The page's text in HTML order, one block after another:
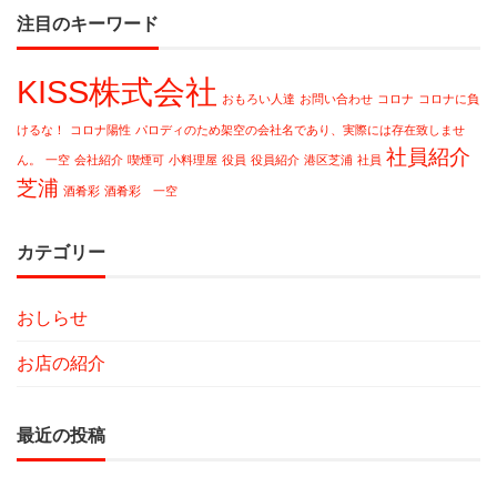
注目のキーワード
KISS株式会社 おもろい人達 お問い合わせ コロナ コロナに負
けるな！ コロナ陽性 パロディのため架空の会社名であり、実際には存在致しませ
ん。 一空 会社紹介 喫煙可 小料理屋 役員 役員紹介 港区芝浦 社員 社員紹介
芝浦 酒肴彩 酒肴彩 一空
カテゴリー
おしらせ
お店の紹介
最近の投稿